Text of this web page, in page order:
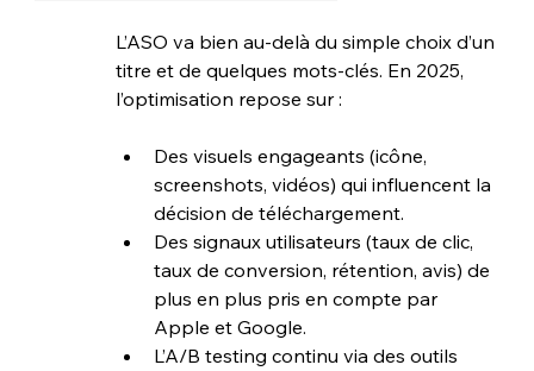
L’ASO va bien au-delà du simple choix d’un
titre et de quelques mots-clés. En 2025,
l’optimisation repose sur :
Des visuels engageants (icône,
screenshots, vidéos) qui influencent la
décision de téléchargement.
Des signaux utilisateurs (taux de clic,
taux de conversion, rétention, avis) de
plus en plus pris en compte par
Apple et Google.
L’A/B testing continu via des outils